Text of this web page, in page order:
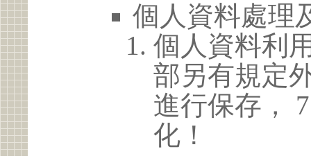
個人資料處理
個人資料利
部另有規定
進行保存，
化！